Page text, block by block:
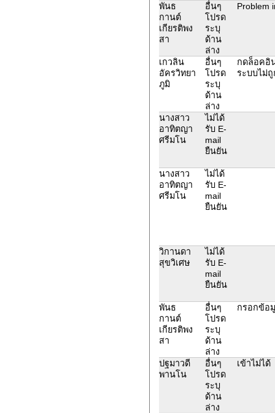
พันธ
กานต์
เกียรติพง
สา
อื่นๆ
โปรด
ระบุ
ด้าน
ล่าง
Problem
เกวลิน
อัครวิทยา
ภูมิ
อื่นๆ
โปรด
ระบุ
ด้าน
ล่าง
กดล็อคอิ
ระบบไม่ถู
นางสาว
อาทิตญา
ศรีมโน
ไม่ได้
รับ E-
mail
ยืนยัน
นางสาว
อาทิตญา
ศรีมโน
ไม่ได้
รับ E-
mail
ยืนยัน
วิกานดา
สุขวิเศษ
ไม่ได้
รับ E-
mail
ยืนยัน
พันธ
กานต์
เกียรติพง
สา
อื่นๆ
โปรด
ระบุ
ด้าน
ล่าง
กรอกข้อ
ปฐมาวดี
พานโน
อื่นๆ
โปรด
ระบุ
ด้าน
ล่าง
เข้าไม่ได้